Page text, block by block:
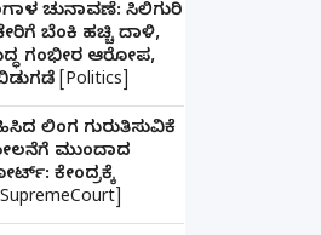
ಚುನಾವಣೆ: ಸಿಲಿಗುರಿ
ಬೆಂಕಿ ಹಚ್ಚಿ ದಾಳಿ,
ಗಂಭೀರ ಆರೋಪ,
[Politics]
ಲಿಂಗ ಗುರುತಿಸುವಿಕೆ
ಮುಂದಾದ
ಕೇಂದ್ರಕ್ಕೆ